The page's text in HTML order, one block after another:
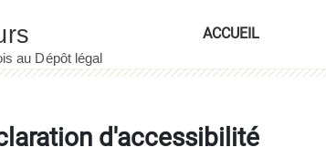
ACCUEIL
d'accessibilité